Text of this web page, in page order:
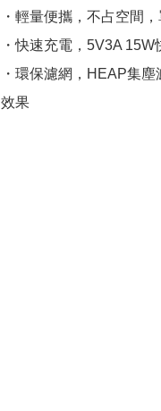
・輕量便攜，不占空間
・快速充電，5V3A
・環保濾網，HEAP集
效果